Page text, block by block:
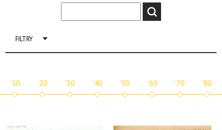
FILTRY
'10 '20 '30 '40 '50 '60 '70 '80